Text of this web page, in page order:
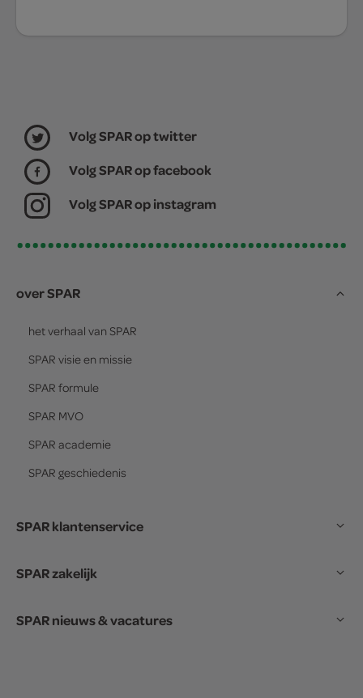
Volg SPAR op twitter
Volg SPAR op facebook
Volg SPAR op instagram
over SPAR
het verhaal van SPAR
SPAR visie en missie
SPAR formule
SPAR MVO
SPAR academie
SPAR geschiedenis
SPAR klantenservice
SPAR zakelijk
SPAR nieuws & vacatures